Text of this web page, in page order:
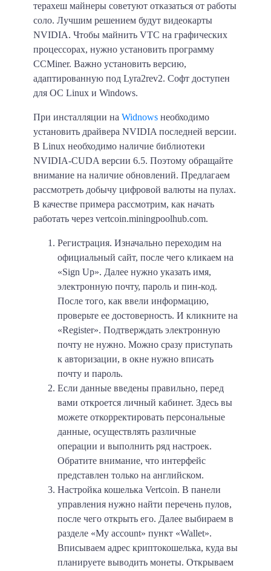
терахеш майнеры советуют отказаться от работы
соло. Лучшим решением будут видеокарты
NVIDIA. Чтобы майнить VTC на графических
процессорах, нужно установить программу
CCMiner. Важно установить версию,
адаптированную под Lyra2rev2. Софт доступен
для ОС Linux и Windows.
При инсталляции на Widnows необходимо
установить драйвера NVIDIA последней версии.
В Linux необходимо наличие библиотеки
NVIDIA-CUDA версии 6.5. Поэтому обращайте
внимание на наличие обновлений. Предлагаем
рассмотреть добычу цифровой валюты на пулах.
В качестве примера рассмотрим, как начать
работать через vertcoin.miningpoolhub.com.
Регистрация. Изначально переходим на
официальный сайт, после чего кликаем на
«Sign Up». Далее нужно указать имя,
электронную почту, пароль и пин-код.
После того, как ввели информацию,
проверьте ее достоверность. И кликните на
«Register». Подтверждать электронную
почту не нужно. Можно сразу приступать
к авторизации, в окне нужно вписать
почту и пароль.
Если данные введены правильно, перед
вами откроется личный кабинет. Здесь вы
можете откорректировать персональные
данные, осуществлять различные
операции и выполнить ряд настроек.
Обратите внимание, что интерфейс
представлен только на английском.
Настройка кошелька Vertcoin. В панели
управления нужно найти перечень пулов,
после чего открыть его. Далее выбираем в
разделе «My account» пункт «Wallet».
Вписываем адрес криптокошелька, куда вы
планируете выводить монеты. Открываем